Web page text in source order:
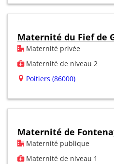
Maternité du Fief de
Maternité privée
Maternité de niveau 2
Poitiers (86000)
Maternité de
Maternité publique
Maternité de niveau 1